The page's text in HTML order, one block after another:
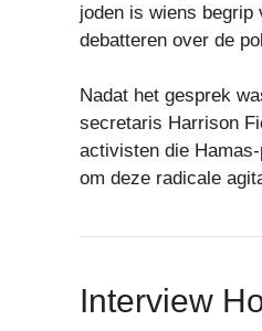
joden is wiens begrip
debatteren over de
Nadat het gesprek
secretaris Harrison
activisten die
om deze radicale
Interview